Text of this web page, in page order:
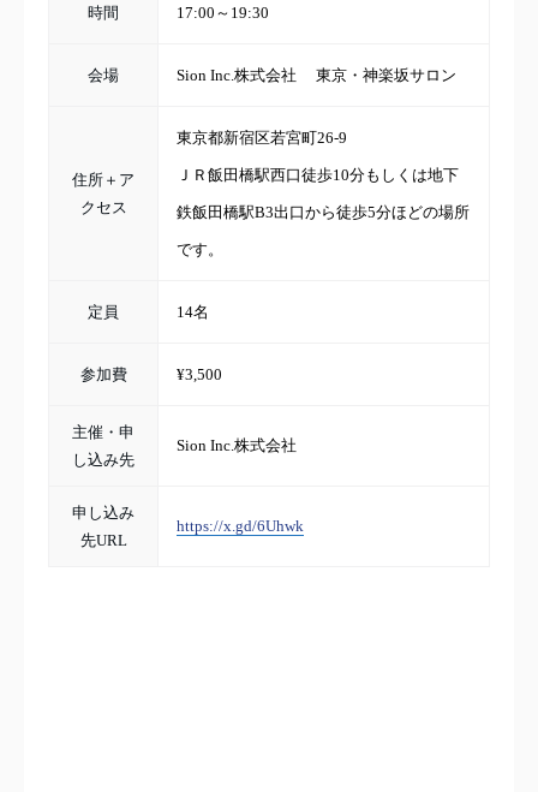
時間 17:00～19:30
会場 Sion Inc.株式会社 東京・神楽坂サロン
住所＋ア
クセス
東京都新宿区若宮町26-9
ＪＲ飯田橋駅西口徒歩10分もしくは地下
鉄飯田橋駅B3出口から徒歩5分ほどの場所
です。
定員 14名
参加費 ¥3,500
主催・申
し込み先
Sion Inc.株式会社
申し込み
先URL
https://x.gd/6Uhwk